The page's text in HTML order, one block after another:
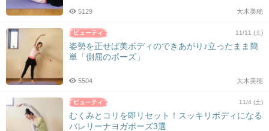
大木美穂
5129
11/11 (土)
姿勢を正せば美ボディのできあがり♪立ったまま簡
単「側屈のポーズ」
大木美穂
5504
11/4 (土)
むくみとコリを即リセット！スッキリボディになる
バレリーナヨガポーズ3選